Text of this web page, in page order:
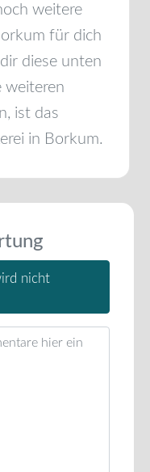
weitere
für dich
diese unten
weiteren
ist das
in Borkum.
nicht